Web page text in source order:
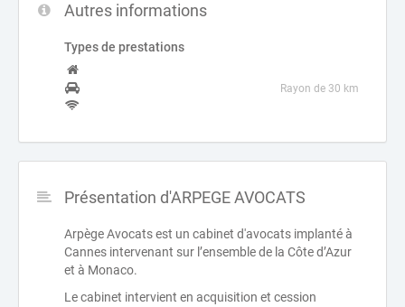
Autres informations
Types de prestations
Rayon de 30 km
Présentation d'ARPEGE AVOCATS
Arpège Avocats est un cabinet d'avocats implanté à
Cannes intervenant sur l’ensemble de la Côte d’Azur
et à Monaco.
Le cabinet intervient en acquisition et cession